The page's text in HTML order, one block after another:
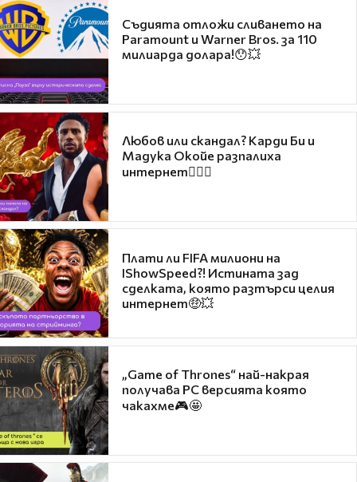
Съдията отложи сливането на
Paramount и Warner Bros. за 110
милиарда долара!😯💥
Любов или скандал? Карди Би и
Мадука Окойе разпалиха
интернет❤️‍🔥🔥
Плати ли FIFA милиони на
IShowSpeed?! Истината зад
сделката, която разтърси целия
интернет🤑💥
„Game of Thrones“ най-накрая
получава PC версията която
чакахме🎮🤩